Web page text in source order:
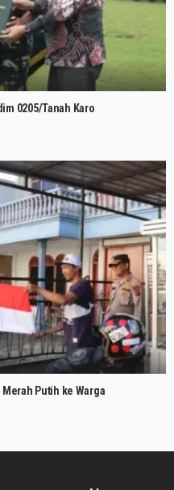
0205/Tanah Karo
Putih ke Warga